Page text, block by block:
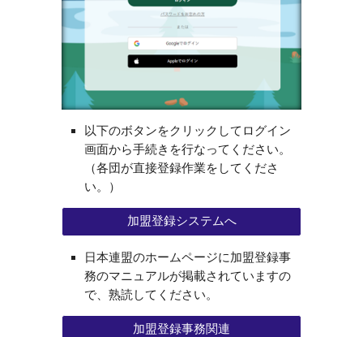
以下のボタンをクリックしてログイン
画面から手続きを行なってください。
（各団が直接登録作業をしてくださ
い。）
加盟登録システムへ
日本連盟のホームページに加盟登録事
務のマニュアルが掲載されていますの
で、熟読してください。
加盟登録事務関連